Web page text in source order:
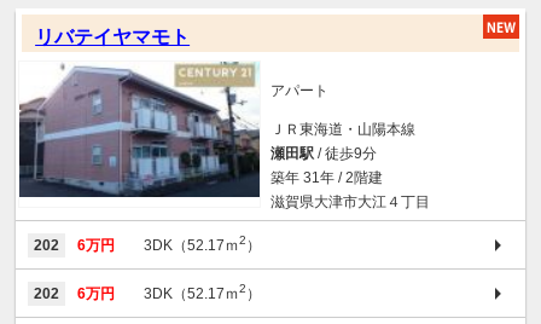
リバテイヤマモト
アパート
ＪＲ東海道・山陽本線
瀬田駅 / 徒歩9分
築年 31年 / 2階建
滋賀県大津市大江４丁目
202 6万円 3DK（52.17ｍ2 ）
202 6万円 3DK（52.17ｍ2 ）